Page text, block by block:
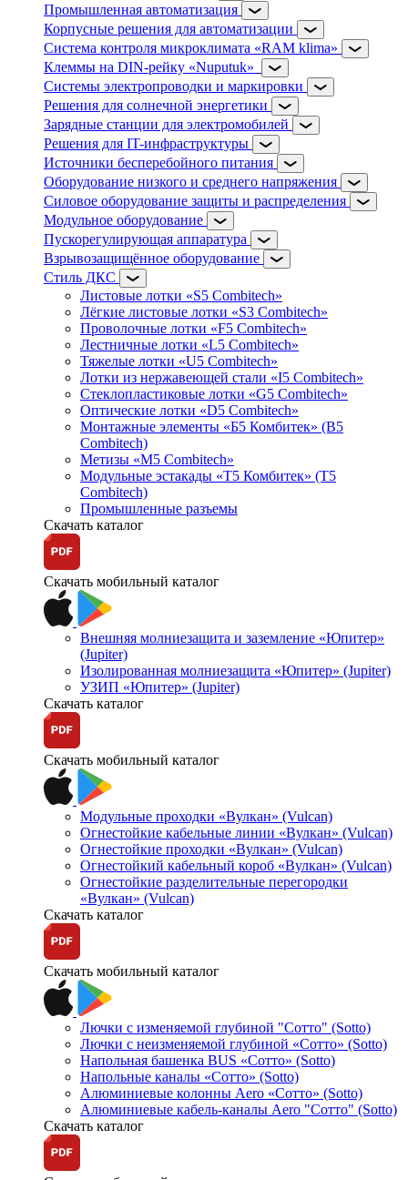
Промышленная автоматизация
Корпусные решения для автоматизации
Система контроля микроклимата «RAM klima»
Клеммы на DIN-рейку «Nuputuk»
Системы электропроводки и маркировки
Решения для солнечной энергетики
Зарядные станции для электромобилей
Решения для IT-инфраструктуры
Источники бесперебойного питания
Оборудование низкого и среднего напряжения
Силовое оборудование защиты и распределения
Модульное оборудование
Пускорегулирующая аппаратура
Взрывозащищённое оборудование
Стиль ДКС
Листовые лотки «S5 Combitech»
Лёгкие листовые лотки «S3 Combitech»
Проволочные лотки «F5 Combitech»
Лестничные лотки «L5 Combitech»
Тяжелые лотки «U5 Combitech»
Лотки из нержавеющей стали «I5 Combitech»
Стеклопластиковые лотки «G5 Combitech»
Оптические лотки «D5 Combitech»
Монтажные элементы «Б5 Комбитек» (B5
Combitech)
Метизы «M5 Combitech»
Модульные эстакады «Т5 Комбитек» (T5
Combitech)
Промышленные разъемы
Скачать каталог
Скачать мобильный каталог
Внешняя молниезащита и заземление «Юпитер»
(Jupiter)
Изолированная молниезащита «Юпитер» (Jupiter)
УЗИП «Юпитер» (Jupiter)
Скачать каталог
Скачать мобильный каталог
Модульные проходки «Вулкан» (Vulcan)
Огнестойкие кабельные линии «Вулкан» (Vulcan)
Огнестойкие проходки «Вулкан» (Vulcan)
Огнестойкий кабельный короб «Вулкан» (Vulcan)
Огнестойкие разделительные перегородки
«Вулкан» (Vulcan)
Скачать каталог
Скачать мобильный каталог
Лючки с изменяемой глубиной "Сотто" (Sotto)
Лючки с неизменяемой глубиной «Сотто» (Sotto)
Напольная башенка BUS «Сотто» (Sotto)
Напольные каналы «Сотто» (Sotto)
Алюминиевые колонны Aero «Сотто» (Sotto)
Алюминиевые кабель-каналы Aero "Сотто" (Sotto)
Скачать каталог